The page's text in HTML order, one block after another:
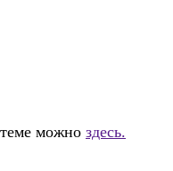
можно здесь.